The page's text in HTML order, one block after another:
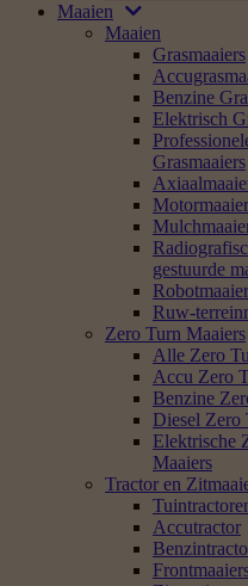
Maaien
Maaien
Grasmaaiers
Benzine
Elektrisch
Grasmaaiers
gestuurde
Ruw-
Zero Turn Maaiers
Alle Zero
Accu Zero
Benzine
Diesel Zero
Elektrische
Maaiers
Tractor en
Accutractor